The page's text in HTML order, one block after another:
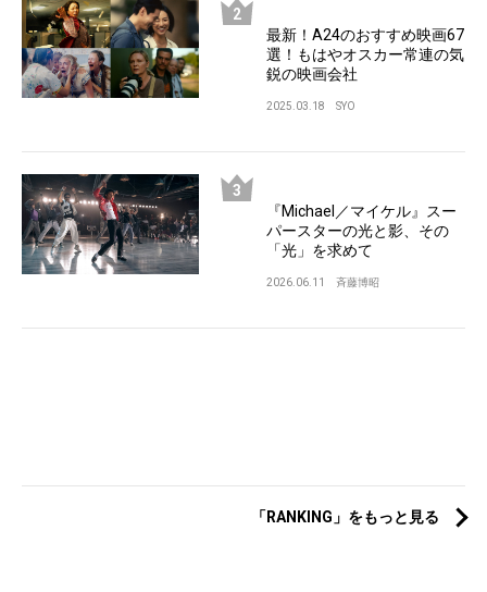
最新！A24のおすすめ映画67
選！もはやオスカー常連の気
鋭の映画会社
2025.03.18 SYO
『Michael／マイケル』スー
パースターの光と影、その
「光」を求めて
2026.06.11 斉藤博昭
「RANKING」をもっと見る